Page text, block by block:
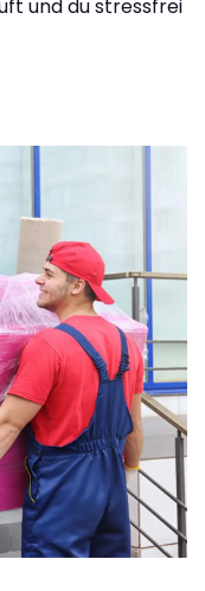
und du stressfrei